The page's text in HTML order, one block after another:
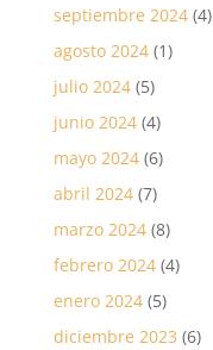
septiembre 2024(4)
agosto 2024(1)
julio 2024(5)
junio 2024(4)
mayo 2024(6)
abril 2024(7)
marzo 2024(8)
febrero 2024(4)
enero 2024(5)
diciembre 2023 (6)